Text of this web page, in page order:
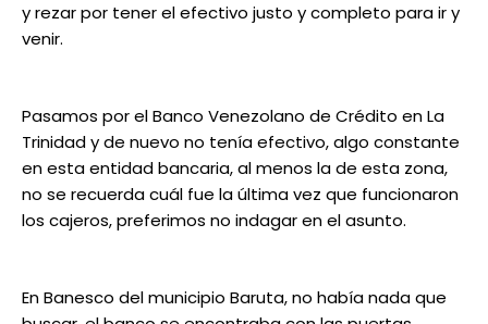
y rezar por tener el efectivo justo y completo para ir y
venir.
Pasamos por el Banco Venezolano de Crédito en La
Trinidad y de nuevo no tenía efectivo, algo constante
en esta entidad bancaria, al menos la de esta zona,
no se recuerda cuál fue la última vez que funcionaron
los cajeros, preferimos no indagar en el asunto.
En Banesco del municipio Baruta, no había nada que